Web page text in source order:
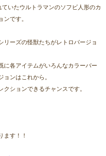
いたウルトラマンのソフビ人形のカ
です。
リーズの怪獣たちがレトロバージョ
に各アイテムがいろんなカラーバー
ンはこれから。
ションできるチャンスです。
ます！！